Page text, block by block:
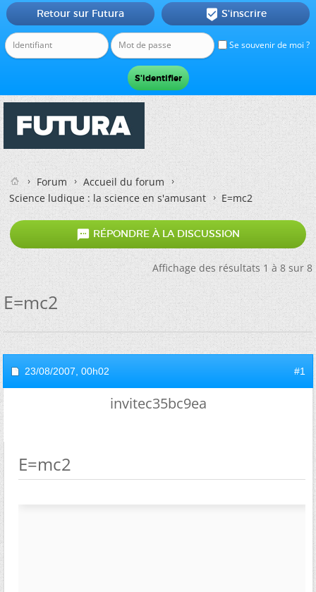
Se souvenir de moi ?
Retour sur Futura  S'inscrire
Forum
Accueil du forum
Science ludique : la science en s'amusant
E=mc2
 RÉPONDRE À LA DISCUSSION
Affichage des résultats 1 à 8 sur 8
E=mc2
23/08/2007, 00h02 #1
invitec35bc9ea
E=mc2